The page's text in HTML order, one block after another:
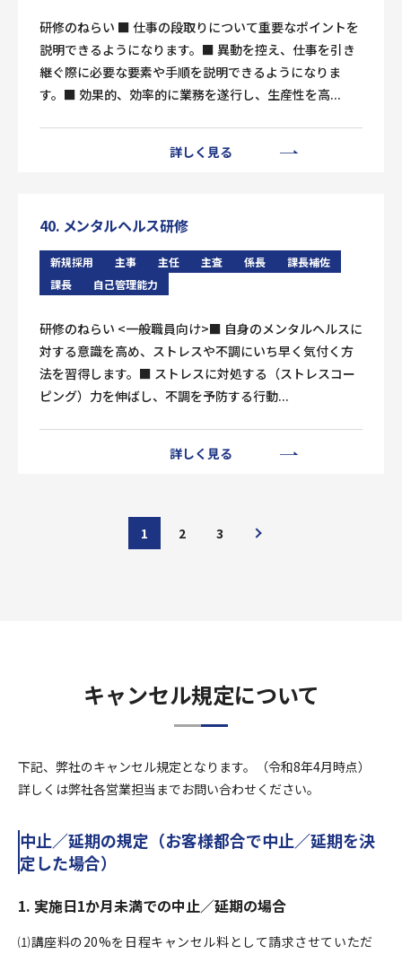
研修のねらい ■ 仕事の段取りについて重要なポイントを
説明できるようになります。■ 異動を控え、仕事を引き
継ぐ際に必要な要素や手順を説明できるようになりま
す。■ 効果的、効率的に業務を遂行し、生産性を高...
詳しく見る
40. メンタルヘルス研修
新規採用 主事 主任 主査 係長
課長補佐
課長
自己管理能力
研修のねらい <一般職員向け>■ 自身のメンタルヘルスに
対する意識を高め、ストレスや不調にいち早く気付く方
法を習得します。■ ストレスに対処する（ストレスコー
ピング）力を伸ばし、不調を予防する行動...
詳しく見る
1 2 3
キャンセル規定について
下記、弊社のキャンセル規定となります。（令和8年4月時点）
詳しくは弊社各営業担当までお問い合わせください。
中止／延期の規定（お客様都合で中止／延期を決
定した場合）
1. 実施日1か月未満での中止／延期の場合
⑴講座料の20%を日程キャンセル料として請求させていただ